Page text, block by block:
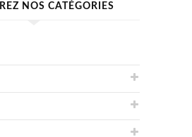
NOS CATÉGORIES